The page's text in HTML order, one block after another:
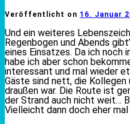
Veröffentlicht on 16. Januar
Und ein weiteres
Regenbogen und Abends
eines Einsatzes. Da ich noch
habe ich aber schon
interessant und mal wieder
Gäste sind nett, die Kollegen
draußen war. Die Route ist
der Strand auch nicht weit…
Vielleicht dann doch eher